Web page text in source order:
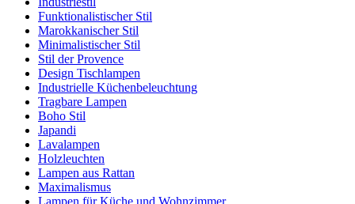
Funktionalistischer Stil
Marokkanischer Stil
Minimalistischer Stil
Stil der Provence
Design Tischlampen
Industrielle Küchenbeleuchtung
Tragbare Lampen
Boho Stil
Japandi
Lavalampen
Holzleuchten
Lampen aus Rattan
Maximalismus
Lampen für Küche und Wohnzimmer